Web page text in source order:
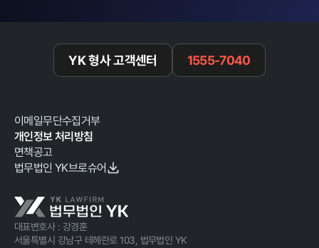
YK 형사 고객센터 1555-7040
이메일무단수집거부
개인정보 처리방침
면책공고
법무법인 YK브로슈어
대표변호사 : 강경훈
서울특별시 강남구 테헤란로 103, 법무법인 YK